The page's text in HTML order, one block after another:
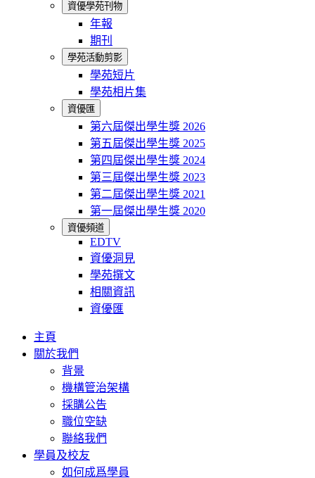
資優學苑刊物
年報
期刊
學苑活動剪影
學苑短片
學苑相片集
資優匯
第六屆傑出學生獎 2026
第五屆傑出學生獎 2025
第四屆傑出學生獎 2024
第三屆傑出學生獎 2023
第二屆傑出學生獎 2021
第一屆傑出學生獎 2020
資優頻道
EDTV
資優洞見
學苑撰文
相關資訊
資優匯
主頁
關於我們
背景
機構管治架構
採購公告
職位空缺
聯絡我們
學員及校友
如何成爲學員